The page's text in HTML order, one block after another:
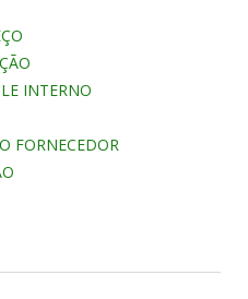
INTERNO
FORNECEDOR